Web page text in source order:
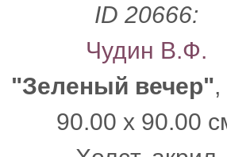
ID 20666:
Чудин В.Ф.
"Зеленый вечер"
90.00 x 90.00